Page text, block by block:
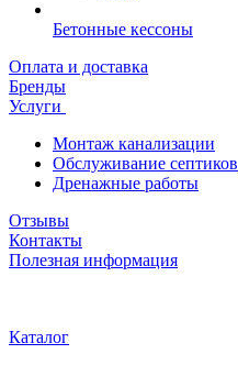
Бетонные кессоны
Оплата и доставка
Бренды
Услуги
Монтаж канализации
Обслуживание септиков
Дренажные работы
Отзывы
Контакты
Полезная информация
Каталог